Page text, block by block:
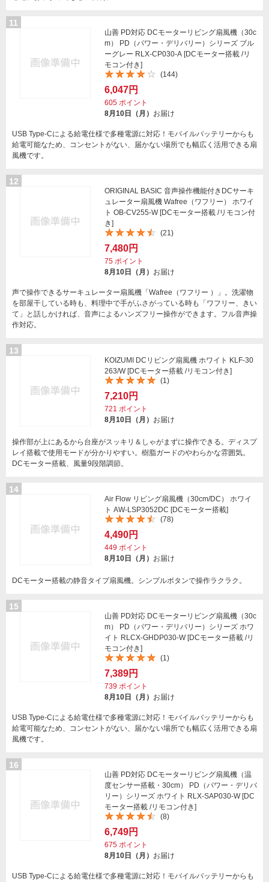
11
山善 PD対応 DCモーターリビング扇風機（30c
m） PD（パワー・デリバリー）シリーズ ブル
ーグレー RLX-CP030-A [DCモーター搭載 /リ
モコン付き]
(144)
6,047円
605 ポイント
8月10日（月） お届け
USB Type-Cによる給電仕様で多種電源に対応！モバイルバッテリーからも
給電可能なため、コンセントがない、届かない場所でも幅広く活用できる扇
風機です。
12
ORIGINAL BASIC 音声操作機能付きDCサーキ
ュレーター扇風機 Wafree（ワフリー） ホワイ
ト OB-CV255-W [DCモーター搭載 /リモコン付
き]
(21)
7,480円
75 ポイント
8月10日（月） お届け
声で操作できるサーキュレーター扇風機「Wafree（ワフリー ）」。洗濯物
を部屋干している時も、料理中で手がふさがっている時も「ワフリー、きい
て」と話しかければ、音声によるハンズフリー操作ができます。フル音声操
作対応。
13
KOIZUMI DCリビング扇風機 ホワイト KLF-30
263/W [DCモーター搭載 /リモコン付き]
(1)
7,210円
721 ポイント
8月10日（月） お届け
操作部が上にあるから台座がスッキリ＆しゃがまずに操作できる。ディスプ
レイ搭載で使用モードが分かりやすい。樹脂ガードのやわらかな雰囲気。
DCモーター搭載、風量9段階調節。
14
Air Flow リビング扇風機（30cm/DC） ホワイ
ト AW-LSP3052DC [DCモーター搭載]
(78)
4,490円
449 ポイント
8月10日（月） お届け
DCモーター搭載の静音タイプ扇風機。シンプルボタンで操作ラクラク。
15
山善 PD対応 DCモーターリビング扇風機（30c
m） PD（パワー・デリバリー）シリーズ ホワ
イト RLCX-GHDP030-W [DCモーター搭載 /リ
モコン付き]
(1)
7,389円
739 ポイント
8月10日（月） お届け
USB Type-Cによる給電仕様で多種電源に対応！モバイルバッテリーからも
給電可能なため、コンセントがない、届かない場所でも幅広く活用できる扇
風機です。
16
山善 PD対応 DCモーターリビング扇風機（温
度センサー搭載・30cm） PD（パワー・デリバ
リー）シリーズ ホワイト RLX-SAP030-W [DC
モーター搭載 /リモコン付き]
(8)
6,749円
675 ポイント
8月10日（月） お届け
USB Type-Cによる給電仕様で多種電源に対応！モバイルバッテリーからも